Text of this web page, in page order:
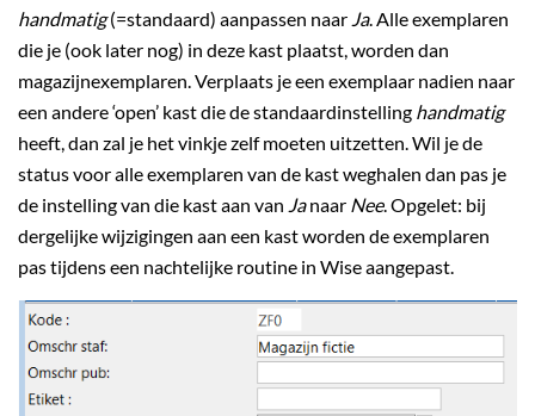
handmatig(=standaard) aanpassen naar Ja. Alle exemplaren
die je (ook later nog) in deze kast plaatst, worden dan
magazijnexemplaren. Verplaats je een exemplaar nadien naar
een andere ‘open’ kast die de standaardinstelling handmatig
heeft, dan zal je het vinkje zelf moeten uitzetten. Wil je de
status voor alle exemplaren van de kast weghalen dan pas je
de instelling van die kast aan van Janaar Nee. Opgelet: bij
dergelijke wijzigingen aan een kast worden de exemplaren
pas tijdens een nachtelijke routine in Wise aangepast.